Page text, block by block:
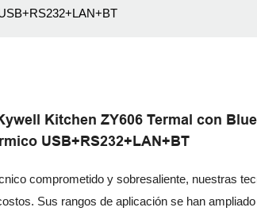
Kitchen ZY606 Termal con
USB+RS232+LAN+BT
comprometido y sobresaliente, nuestras
Sus rangos de aplicación se han